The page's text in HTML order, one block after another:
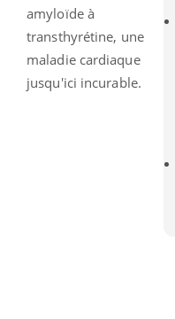
amyloïde à
transthyrétine, une
maladie cardiaque
jusqu'ici incurable.